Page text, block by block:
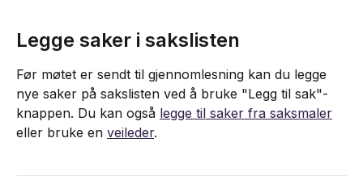
Legge saker i sakslisten
Før møtet er sendt til gjennomlesning kan du legge
nye saker på sakslisten ved å bruke "Legg til sak"-
knappen. Du kan også legge til saker fra saksmaler
eller bruke en veileder.